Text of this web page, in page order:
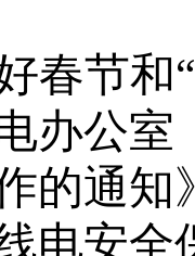
春节和“
办公室
的通知
电安全